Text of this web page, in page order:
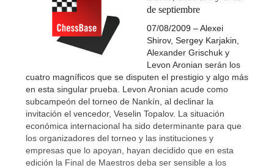
de septiembre
07/08/2009 – Alexei
Shirov, Sergey Karjakin,
Alexander Grischuk y
Levon Aronian serán los
cuatro magníficos que se disputen el prestigio y algo más
en esta singular prueba. Levon Aronian acude como
subcampeón del torneo de Nankín, al declinar la
invitación el vencedor, Veselin Topalov. La situación
económica internacional ha sido determinante para que
los organizadores del torneo y las instituciones y
empresas que lo apoyan, hayan decidido que en esta
edición la Final de Maestros deba ser sensible a los